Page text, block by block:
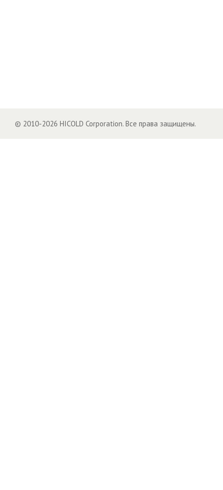
© 2010-2026 HICOLD Corporation. Все права защищены.